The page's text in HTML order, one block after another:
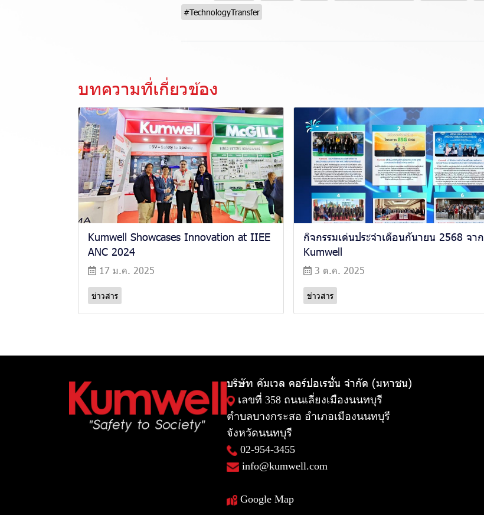
#TechnologyTransfer
บทความที่เกี่ยวข้อง
Kumwell Showcases Innovation at IIEE
ANC 2024
17 ม.ค. 2025
ข่าวสาร
กิจกรรมเด่นประจำเดือนกันายน 2568 จาก
Kumwell
3 ต.ค. 2025
ข่าวสาร
บริษัท คัมเวล คอร์ปอเรชั่น จำกัด (มหาชน)
เลขที่ 358 ถนนเลี่ยงเมืองนนทบุรี
ตำบลบางกระสอ อำเภอเมืองนนทบุรี
จังหวัดนนทบุรี
02-954-3455
info@kumwell.com
Google Map